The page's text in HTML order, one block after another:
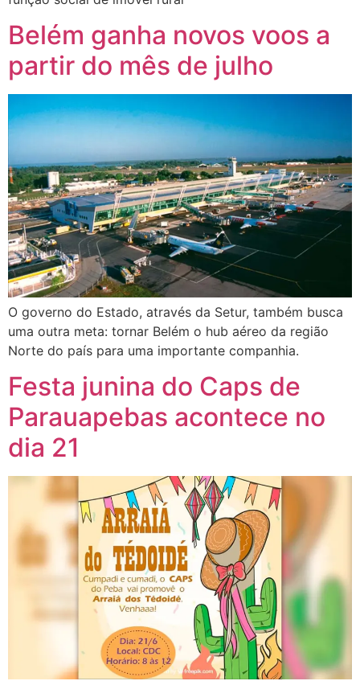
Belém ganha novos voos a
partir do mês de julho
O governo do Estado, através da Setur, também busca
uma outra meta: tornar Belém o hub aéreo da região
Norte do país para uma importante companhia.
Festa junina do Caps de
Parauapebas acontece no
dia 21